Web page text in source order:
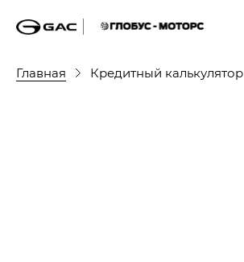
Главная Кредитный калькулятор